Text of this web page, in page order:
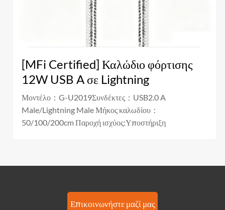
[MFi Certified] Καλώδιο φόρτισης
12W USB A σε Lightning
Μοντέλο：G-U2019Συνδέκτες：USB2.0 A
Male/Lightning Male Μήκος καλωδίου：
50/100/200cm Παροχή ισχύος:Υποστήριξη
Επικοινωνήστε μαζί μας